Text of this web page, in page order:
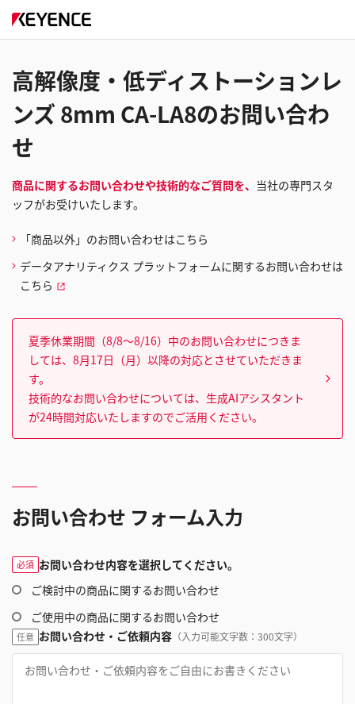
高解像度・低ディストーションレ
ンズ 8mm CA-LA8のお問い合わ
せ
商品に関するお問い合わせや技術的なご質問を、 当社の専門スタ
ッフがお受けいたします。
「商品以外」のお問い合わせはこちら
データアナリティクス プラットフォームに関するお問い合わせは
こちら
夏季休業期間（8/8～8/16）中のお問い合わせにつきま
しては、8月17日（月）以降の対応とさせていただきま
す。
技術的なお問い合わせについては、生成AIアシスタント
が24時間対応いたしますのでご活用ください。
お問い合わせ フォーム入力
必須 お問い合わせ内容を選択してください。
ご検討中の商品に関するお問い合わせ
ご使用中の商品に関するお問い合わせ
任意 お問い合わせ・ご依頼内容 （入力可能文字数：300文字）